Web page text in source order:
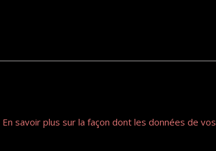
En savoir plus sur la façon dont les données de vos